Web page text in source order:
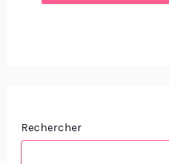
Rechercher